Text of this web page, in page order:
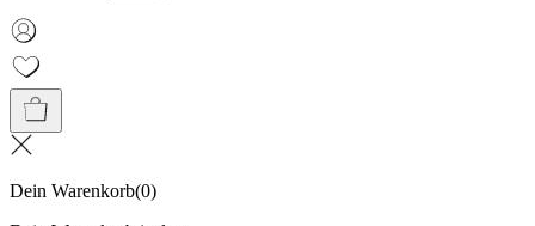
Dein Warenkorb(0)